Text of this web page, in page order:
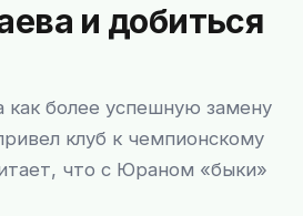
и добиться
более успешную замену
клуб к чемпионскому
что с Юраном «быки»